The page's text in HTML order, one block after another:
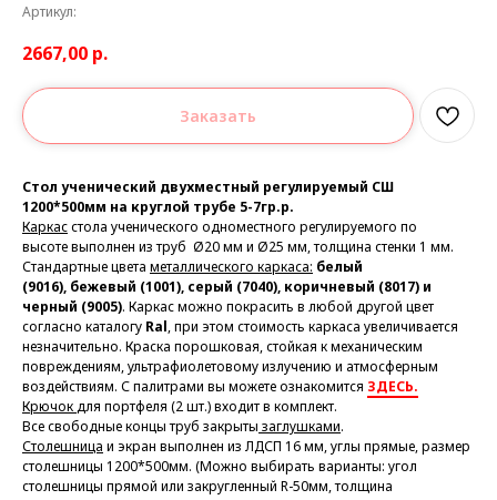
Артикул:
2667,00 р.
Заказать
Стол ученический двухместный регулируемый СШ
1200*500мм на круглой трубе 5-7гр.р.
Каркасстола ученического одноместного регулируемого по
высоте выполнен из труб Ø20 мм и Ø25 мм, толщина стенки 1 мм.
Стандартные цвета металлического каркаса: белый
(9016), бежевый (1001), серый (7040), коричневый (8017) и
черный (9005). Каркас можно покрасить в любой другой цвет
согласно каталогу Ral, при этом стоимость каркаса увеличивается
незначительно. Краска порошковая, стойкая к механическим
повреждениям, ультрафиолетовому излучению и атмосферным
воздействиям. С палитрами вы можете ознакомится ЗДЕСЬ.
Крючокдля портфеля (2 шт.) входит в комплект.
Все свободные концы труб закрыты заглушками.
Столешница и экран выполнен из ЛДСП 16 мм, углы прямые, размер
столешницы 1200*500мм. (Можно выбирать варианты: угол
столешницы прямой или закругленный R-50мм, толщина